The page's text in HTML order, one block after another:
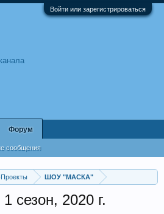
Войти или зарегистрироваться
ШОУ "МАСКА"
2020 г.
Форум
сообщения